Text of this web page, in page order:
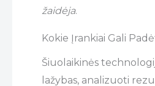
žaidėja.
Kokie Įrankiai Gali
Šiuolaikinės
lažybas, analizuoti